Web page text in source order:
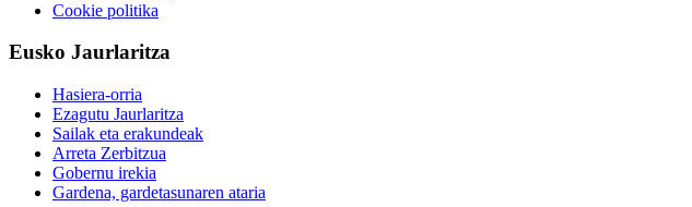
Cookie politika
Eusko Jaurlaritza
Hasiera-orria
Ezagutu Jaurlaritza
Sailak eta erakundeak
Arreta Zerbitzua
Gobernu irekia
Gardena, gardetasunaren ataria